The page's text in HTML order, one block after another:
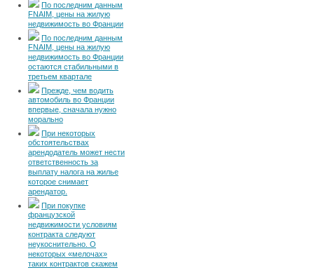
По последним данным
FNAIM, цены на жилую
недвижимость во Франции
По последним данным
FNAIM, цены на жилую
недвижимость во Франции
остаются стабильными в
третьем квартале
Прежде, чем водить
автомобиль во Франции
впервые, сначала нужно
морально
При некоторых
обстоятельствах
арендодатель может нести
ответственность за
выплату налога на жилье
которое снимает
арендатор.
При покупке
французской
недвижимости условиям
контракта следуют
неукоснительно. О
некоторых «мелочах»
таких контрактов скажем